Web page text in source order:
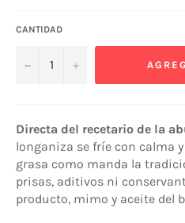
CANTIDAD
− +
Directa del recetario de la
longaniza se fríe con calma
grasa como manda la
prisas, aditivos ni
producto, mimo y aceite del